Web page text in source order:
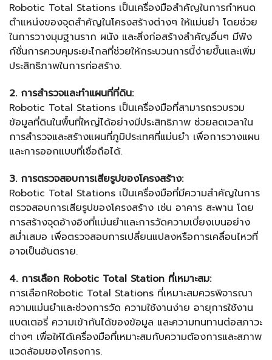
Robotic Total Stations เป็นเครื่องมือสำคัญในการกำหนด
ตำแหน่งของจุดสำคัญในโครงสร้างต่างๆ ให้แม่นยำ โดยช่วย
ในการวางมุมฐานราก ผนัง และสิ่งก่อสร้างสำคัญอื่นๆ มีฟัง
ก์ชั่นการควบคุมระยะไกลที่ช่วยให้กระบวนการนี้ง่ายขึ้นและเพิ่ม
ประสิทธิภาพในการก่อสร้าง.
2. การสำรวจและทำแผนที่ที่ดิน:
Robotic Total Stations เป็นเครื่องมือที่สามารถรวบรวม
ข้อมูลที่ดินในพื้นที่ใหญ่ได้อย่างมีประสิทธิภาพ ช่วยลดเวลาใน
การสำรวจและสร้างแผนที่ภูมิประเทศที่แม่นยำ เพื่อการวางแผน
และการออกแบบที่เชื่อถือได้.
3. การตรวจสอบการเสียรูปของโครงสร้าง:
Robotic Total Stations เป็นเครื่องมือที่มีความสำคัญในการ
ตรวจสอบการเสียรูปของโครงสร้าง เช่น อาคาร สะพาน โดย
การสร้างจุดอ้างอิงที่แม่นยำและการวัดความเบี่ยงเบนอย่าง
สม่ำเสมอ เพื่อตรวจสอบการเปลี่ยนแปลงหรือการเคลื่อนไหวที่
อาจเป็นอันตราย.
4. การเลือก Robotic Total Station ที่เหมาะสม:
การเลือกRobotic Total Stations ที่เหมาะสมควรพิจารณา
ความแม่นยำและช่วงการวัด ความใช้งานง่าย อายุการใช้งาน
แบตเตอรี่ ความเข้ากันได้ของข้อมูล และความทนทานต่อสภาวะ
ต่างๆ เพื่อให้ได้เครื่องมือที่เหมาะสมกับความต้องการและสภาพ
แวดล้อมของโครงการ.